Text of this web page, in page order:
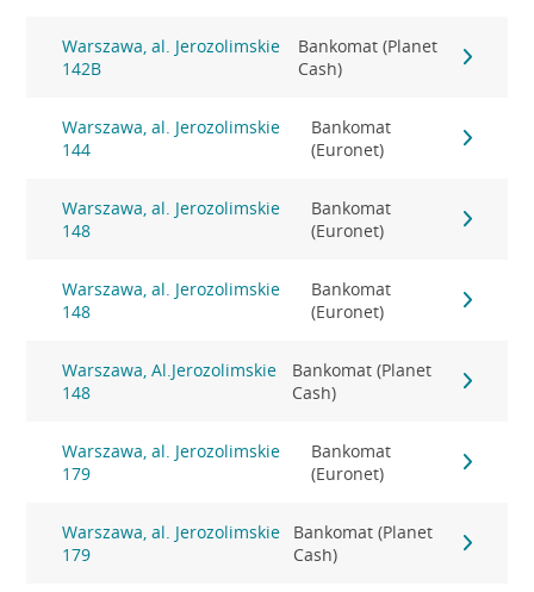
Warszawa, al. Jerozolimskie
142B
Bankomat (Planet
Cash)
Warszawa, al. Jerozolimskie
144
Bankomat
(Euronet)
Warszawa, al. Jerozolimskie
148
Bankomat
(Euronet)
Warszawa, al. Jerozolimskie
148
Bankomat
(Euronet)
Warszawa, Al.Jerozolimskie
148
Bankomat (Planet
Cash)
Warszawa, al. Jerozolimskie
179
Bankomat
(Euronet)
Warszawa, al. Jerozolimskie
179
Bankomat (Planet
Cash)